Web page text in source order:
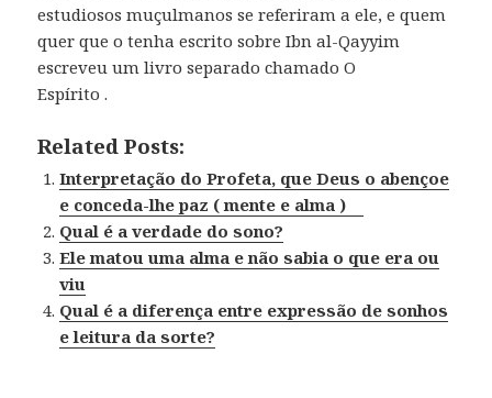
estudiosos muçulmanos se referiram a ele, e quem
quer que o tenha escrito sobre Ibn al-Qayyim
escreveu um livro separado chamado O
Espírito .
Related Posts:
Interpretação do Profeta, que Deus o abençoe
e conceda-lhe paz ( mente e alma )
Qual é a verdade do sono?
Ele matou uma alma e não sabia o que era ou
viu
Qual é a diferença entre expressão de sonhos
e leitura da sorte?